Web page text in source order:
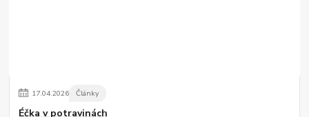
17.04.2026 Články
Éčka v potravinách